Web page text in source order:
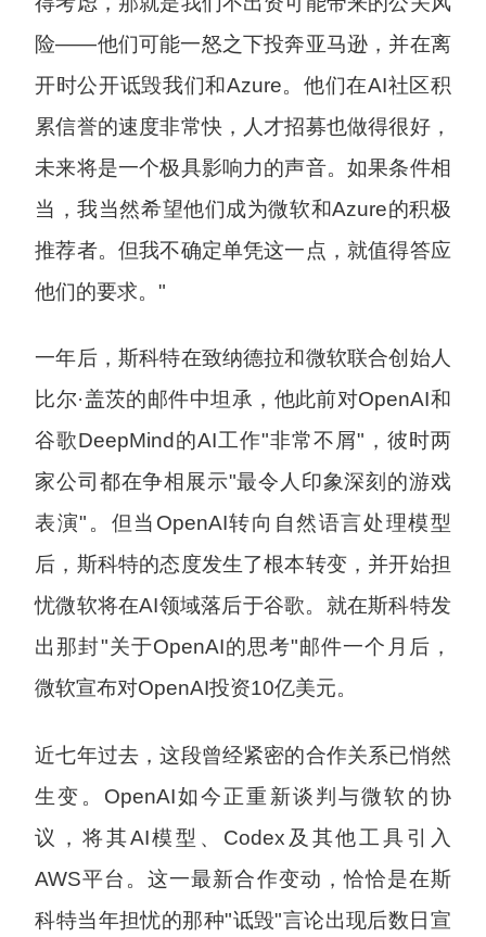
险——他们可能一怒之下投奔亚马逊，并在离
开时公开诋毁我们和Azure。他们在AI社区积
累信誉的速度非常快，人才招募也做得很好，
未来将是一个极具影响力的声音。如果条件相
当，我当然希望他们成为微软和Azure的积极
推荐者。但我不确定单凭这一点，就值得答应
他们的要求。"
一年后，斯科特在致纳德拉和微软联合创始人
比尔·盖茨的邮件中坦承，他此前对OpenAI和
谷歌DeepMind的AI工作"非常不屑"，彼时两
家公司都在争相展示"最令人印象深刻的游戏
表演"。但当OpenAI转向自然语言处理模型
后，斯科特的态度发生了根本转变，并开始担
忧微软将在AI领域落后于谷歌。就在斯科特发
出那封"关于OpenAI的思考"邮件一个月后，
微软宣布对OpenAI投资10亿美元。
近七年过去，这段曾经紧密的合作关系已悄然
生变。OpenAI如今正重新谈判与微软的协
议，将其AI模型、Codex及其他工具引入
AWS平台。这一最新合作变动，恰恰是在斯
科特当年担忧的那种"诋毁"言论出现后数日宣